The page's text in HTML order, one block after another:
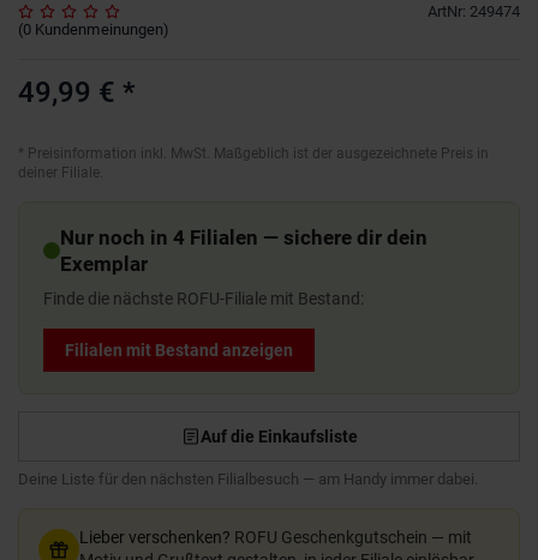
ArtNr: 249474
(0 Kundenmeinungen)
49,99 € *
* Preisinformation inkl. MwSt. Maßgeblich ist der ausgezeichnete Preis in
deiner Filiale.
Nur noch in 4 Filialen — sichere dir dein
Exemplar
Finde die nächste ROFU-Filiale mit Bestand:
Filialen mit Bestand anzeigen
Auf die Einkaufsliste
Deine Liste für den nächsten Filialbesuch — am Handy immer dabei.
Lieber verschenken? ROFU Geschenkgutschein — mit